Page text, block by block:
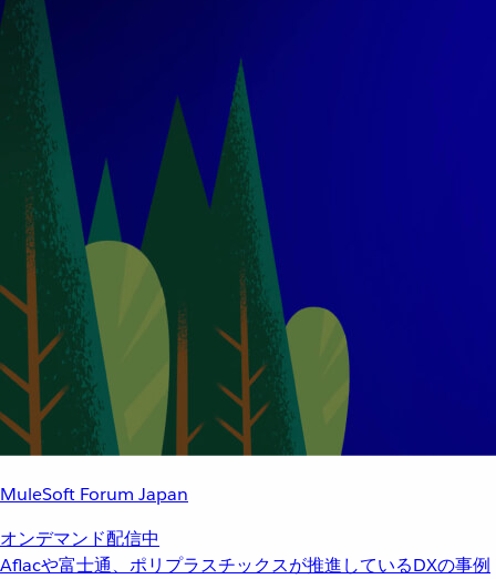
MuleSoft Forum Japan
オンデマンド配信中
Aflacや富士通、ポリプラスチックスが推進しているDXの事例